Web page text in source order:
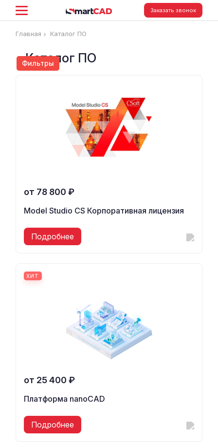
Заказать звонок
Главная Каталог ПО
Каталог ПО
Фильтры
от 78 800 ₽
Model Studio CS Корпоративная лицензия
Подробнее
ХИТ
от 25 400 ₽
Платформа nanoCAD
Подробнее